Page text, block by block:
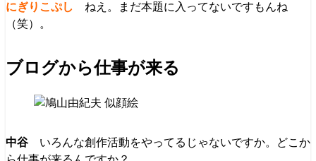
ねえ。まだ本題に入ってないですもんね
（笑）。
ブログから仕事が来る
いろんな創作活動をやってるじゃないですか。どこか